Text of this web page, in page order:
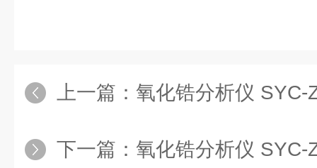
上一篇： 氧化锆分析仪 SYC-
下一篇： 氧化锆分析仪 SYC-